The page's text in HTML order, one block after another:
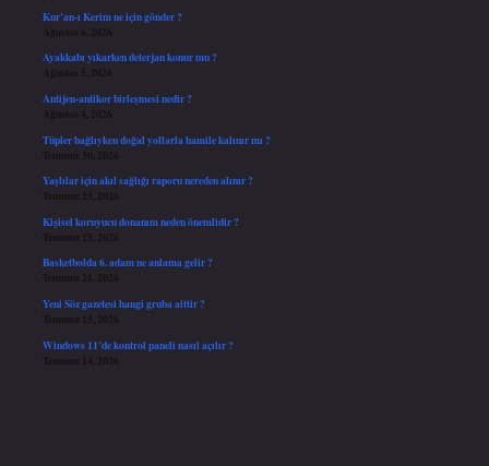
Kur’an-ı Kerim ne için gönder ?
Ağustos 6, 2026
Ayakkabı yıkarken deterjan konur mu ?
Ağustos 5, 2026
Antijen-antikor birleşmesi nedir ?
Ağustos 4, 2026
Tüpler bağlıyken doğal yollarla hamile kalınır mı ?
Temmuz 30, 2026
Yaşlılar için akıl sağlığı raporu nereden alınır ?
Temmuz 25, 2026
Kişisel koruyucu donanım neden önemlidir ?
Temmuz 25, 2026
Basketbolda 6. adam ne anlama gelir ?
Temmuz 21, 2026
Yeni Söz gazetesi hangi gruba aittir ?
Temmuz 15, 2026
Windows 11’de kontrol paneli nasıl açılır ?
Temmuz 14, 2026